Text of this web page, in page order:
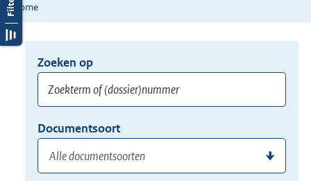
Home
Opnieuw
zoeken:
Zoeken op
of
(dossier)nummer
hier
uw
zoekterm
Documentsoort